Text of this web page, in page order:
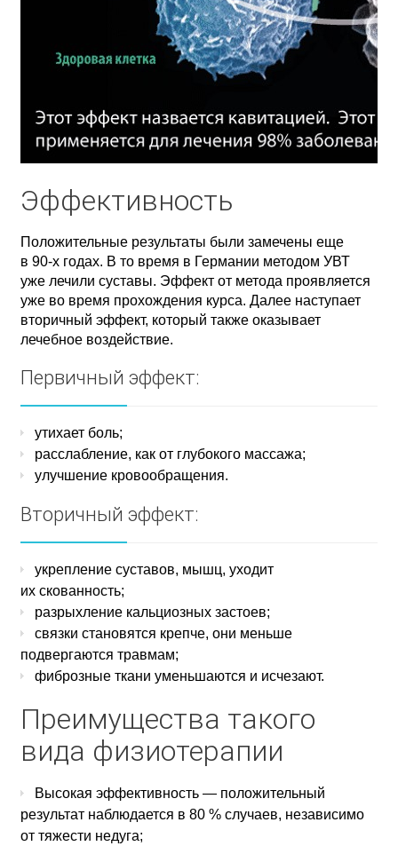
Эффективность
Положительные результаты были замечены еще
в 90-х годах. В то время в Германии методом УВТ
уже лечили суставы. Эффект от метода проявляется
уже во время прохождения курса. Далее наступает
вторичный эффект, который также оказывает
лечебное воздействие.
Первичный эффект:
утихает боль;
расслабление, как от глубокого массажа;
улучшение кровообращения.
Вторичный эффект:
укрепление суставов, мышц, уходит
их скованность;
разрыхление кальциозных застоев;
связки становятся крепче, они меньше
подвергаются травмам;
фиброзные ткани уменьшаются и исчезают.
Преимущества такого
вида физиотерапии
Высокая эффективность — положительный
результат наблюдается в 80 % случаев, независимо
от тяжести недуга;